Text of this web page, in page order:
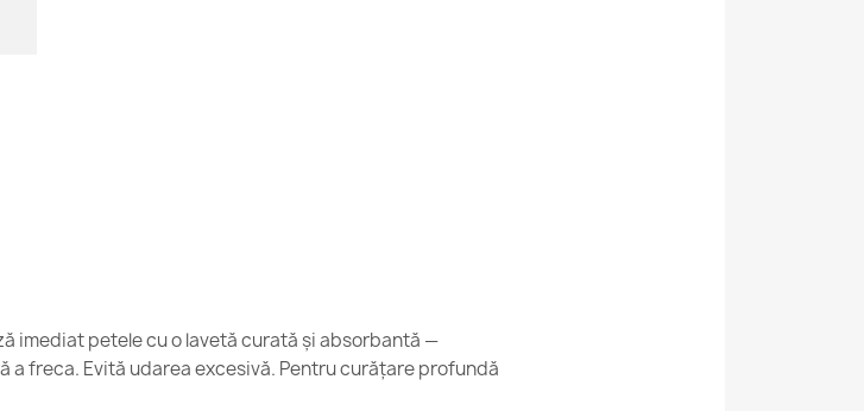
Covor LEGEND 468 12 GB620 din lână OSTA - Ornament,
cadru exclusiv bej / maro
818,90 lej
imediat petele cu o lavetă curată și absorbantă —
freca. Evită udarea excesivă. Pentru curățare profundă